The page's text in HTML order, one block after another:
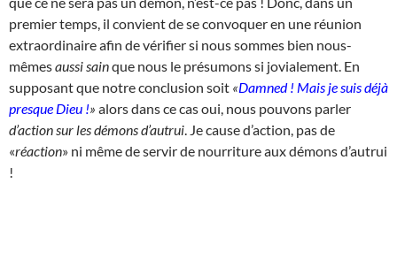
premier temps, il convient de se convoquer en une réunion
extraordinaire afin de vérifier si nous sommes bien nous-
mêmesaussi sainque nous le présumons si jovialement. En
supposant que notre conclusion soit «Damned ! Mais je suis déjà
presque Dieu !» alors dans ce cas oui, nous pouvons parler
d’action sur les démons d’autrui . Je cause d’action, pas de
«réaction» ni même de servir de nourriture aux démons d’autrui
!